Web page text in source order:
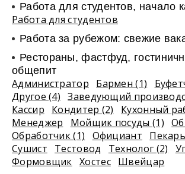
Работа для студентов, начало
Работа для студентов
Работа за рубежом: свежие
Рестораны, фастфуд,
общепит
Администратор Бармен (1)
Другое (4)
Заведующий
Кассир
Кондитер (2)
Кухонный
Менеджер
Мойщик посуды (1)
Обработчик (1)
Официант Пекарь
Сушист
Тестовод Технолог (2)
Формовщик Хостес Швейцар